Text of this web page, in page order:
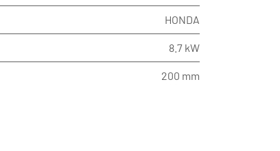
HONDA
8.7 kW
200 mm